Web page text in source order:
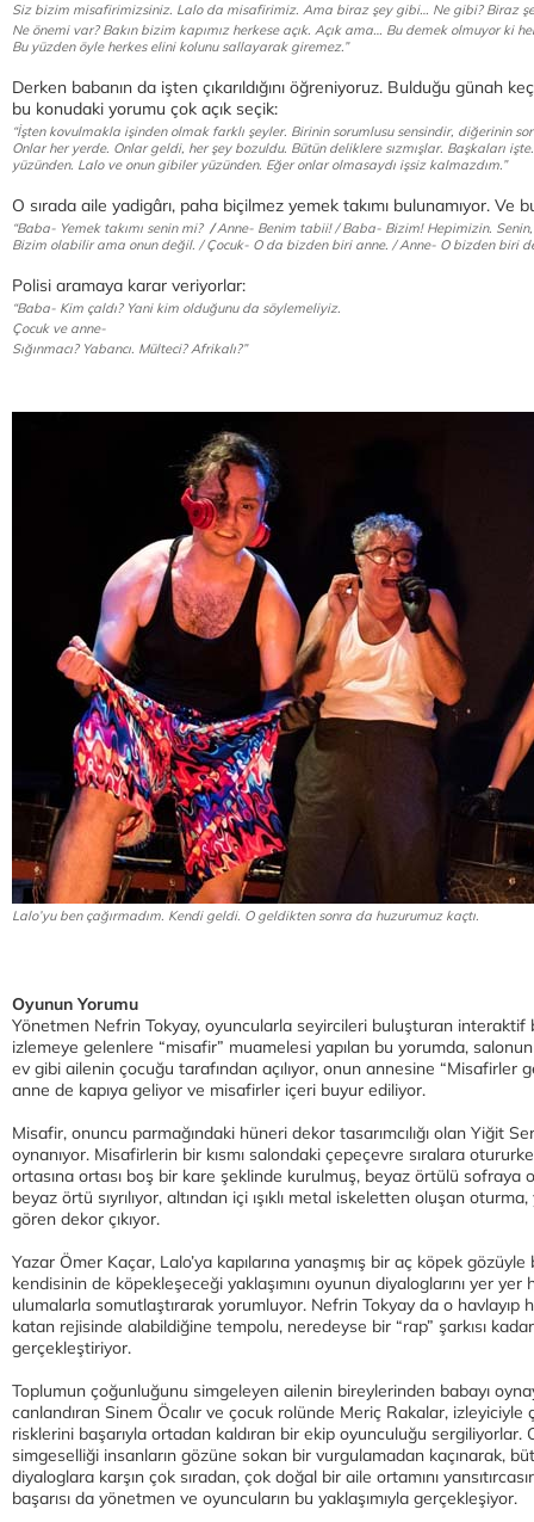
Siz bizim misafirimizsiniz. Lalo da misafirimiz. Ama biraz şey gibi… Ne gibi? Biraz
Ne önemi var? Bakın bizim kapımız herkese açık. Açık ama… Bu demek olmuyor ki
Bu yüzden öyle herkes elini kolunu sallayarak giremez.”
Derken babanın da işten çıkarıldığını öğreniyoruz. Bulduğu günah
bu konudaki yorumu çok açık seçik:
“İşten kovulmakla işinden olmak farklı şeyler. Birinin sorumlusu sensindir, diğerinin
Onlar her yerde. Onlar geldi, her şey bozuldu. Bütün deliklere sızmışlar. Başkaları
yüzünden. Lalo ve onun gibiler yüzünden. Eğer onlar olmasaydı işsiz kalmazdım.”
O sırada aile yadigârı, paha biçilmez yemek takımı bulunamıyor.
“Baba- Yemek takımı senin mi? /Anne- Benim tabii! / Baba- Bizim! Hepimizin. Senin,
Bizim olabilir ama onun değil. / Çocuk- O da bizden biri anne. / Anne- O bizden biri
Polisi aramaya karar veriyorlar:
“Baba- Kim çaldı? Yani kim olduğunu da söylemeliyiz.
Çocuk ve anne-
Sığınmacı? Yabancı. Mülteci? Afrikalı?”
Lalo’yu ben çağırmadım. Kendi geldi. O geldikten sonra da huzurumuz kaçtı.
Oyunun Yorumu
Yönetmen Nefrin Tokyay, oyuncularla seyircileri buluşturan interaktif
izlemeye gelenlere “misafir” muamelesi yapılan bu yorumda, salonun
ev gibi ailenin çocuğu tarafından açılıyor, onun annesine “Misafirler
anne de kapıya geliyor ve misafirler içeri buyur ediliyor.
Misafir, onuncu parmağındaki hüneri dekor tasarımcılığı olan Yiğit
oynanıyor. Misafirlerin bir kısmı salondaki çepeçevre sıralara
ortasına ortası boş bir kare şeklinde kurulmuş, beyaz örtülü sofraya
beyaz örtü sıyrılıyor, altından içi ışıklı metal iskeletten oluşan
gören dekor çıkıyor.
Yazar Ömer Kaçar, Lalo’ya kapılarına yanaşmış bir aç köpek
kendisinin de köpekleşeceği yaklaşımını oyunun diyaloglarını yer yer
ulumalarla somutlaştırarak yorumluyor. Nefrin Tokyay da o havlayıp
katan rejisinde alabildiğine tempolu, neredeyse bir “rap” şarkısı
gerçekleştiriyor.
Toplumun çoğunluğunu simgeleyen ailenin bireylerinden babayı
canlandıran Sinem Öcalır ve çocuk rolünde Meriç Rakalar, izleyiciyle
risklerini başarıyla ortadan kaldıran bir ekip oyunculuğu sergiliyorlar.
simgeselliği insanların gözüne sokan bir vurgulamadan kaçınarak,
diyaloglara karşın çok sıradan, çok doğal bir aile ortamını
başarısı da yönetmen ve oyuncuların bu yaklaşımıyla gerçekleşiyor.